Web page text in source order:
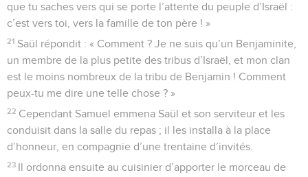
que tu saches vers qui se porte l’attente du peuple d’Israël :
c’est vers toi, vers la famille de ton père ! »
21 Saül répondit : « Comment ? Je ne suis qu’un Benjaminite,
un membre de la plus petite des tribus d’Israël, et mon clan
est le moins nombreux de la tribu de Benjamin ! Comment
peux-tu me dire une telle chose ? »
22 Cependant Samuel emmena Saül et son serviteur et les
conduisit dans la salle du repas ; il les installa à la place
d’honneur, en compagnie d’une trentaine d’invités.
23 Il ordonna ensuite au cuisinier d’apporter le morceau de